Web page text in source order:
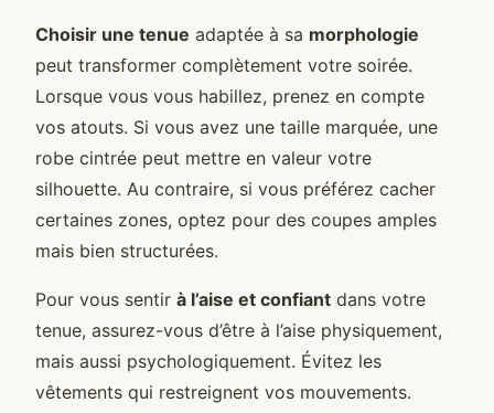
Choisir une tenue adaptée à sa morphologie
peut transformer complètement votre soirée.
Lorsque vous vous habillez, prenez en compte
vos atouts. Si vous avez une taille marquée, une
robe cintrée peut mettre en valeur votre
silhouette. Au contraire, si vous préférez cacher
certaines zones, optez pour des coupes amples
mais bien structurées.
Pour vous sentir à l’aise et confiant dans votre
tenue, assurez-vous d’être à l’aise physiquement,
mais aussi psychologiquement. Évitez les
vêtements qui restreignent vos mouvements.